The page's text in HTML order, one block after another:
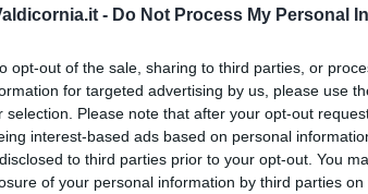
- Do Not Process My Personal
opt-out of the sale, sharing to third parties, or
for targeted advertising by us, please use
selection. Please note that after your opt-out
interest-based ads based on personal
to third parties prior to your opt-out. You
of your personal information by third parties on
Alert